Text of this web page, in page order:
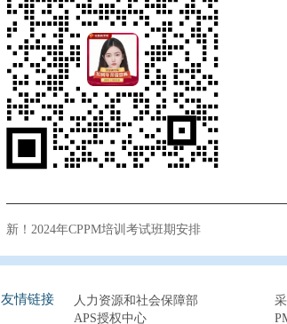
新！2024年CPPM培训考试班期安排
友情链接 人力资源和社会保障部
APS授权中心